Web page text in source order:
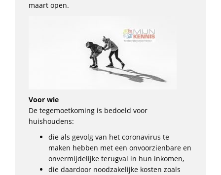
maart open.
Voor wie
De tegemoetkoming is bedoeld voor
huishoudens:
die als gevolg van het coronavirus te
maken hebben met een onvoorzienbare en
onvermijdelijke terugval in hun inkomen,
die daardoor noodzakelijke kosten zoals